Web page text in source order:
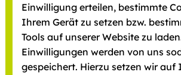
Einwilligung erteilen, bestimmte
Ihrem Gerät zu setzen bzw.
Tools auf unserer Website zu
Einwilligungen werden von uns
gespeichert. Hierzu setzen wir auf